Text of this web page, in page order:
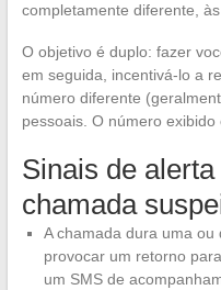
completamente diferente,
O objetivo é duplo: fazer
em seguida, incentivá-lo a
número diferente
pessoais. O número exibido
Sinais de
chamada
A chamada dura uma
provocar um retorno
um SMS de